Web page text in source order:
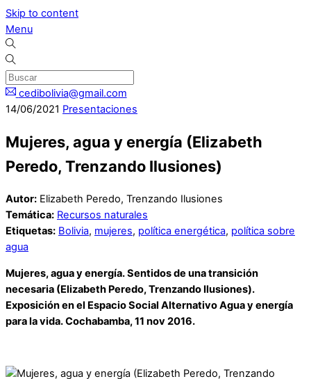
Skip to content
Menu
cedibolivia@gmail.com
14/06/2021 Presentaciones
Mujeres, agua y energía (Elizabeth
Peredo, Trenzando Ilusiones)
Autor: Elizabeth Peredo, Trenzando Ilusiones
Temática: Recursos naturales
Etiquetas: Bolivia, mujeres, política energética, política sobre
agua
Mujeres, agua y energía. Sentidos de una transición
necesaria (Elizabeth Peredo, Trenzando Ilusiones).
Exposición en el Espacio Social Alternativo Agua y energía
para la vida. Cochabamba, 11 nov 2016.